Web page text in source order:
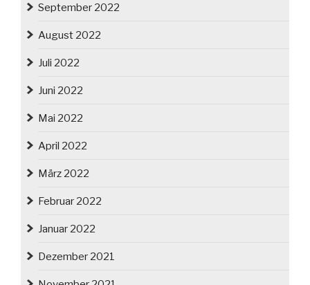
September 2022
August 2022
Juli 2022
Juni 2022
Mai 2022
April 2022
März 2022
Februar 2022
Januar 2022
Dezember 2021